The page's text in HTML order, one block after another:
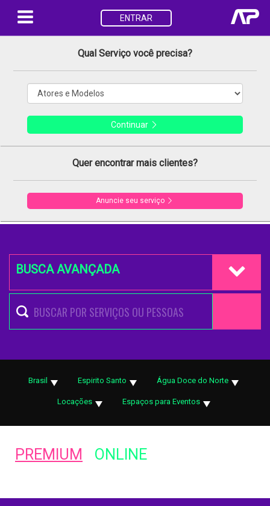
ENTRAR
Qual Serviço você precisa?
Continuar
Quer encontrar mais clientes?
Anuncie seu serviço
BUSCA AVANÇADA
Brasil Espirito Santo Água Doce do Norte
Locações Espaços para Eventos
PREMIUM ONLINE